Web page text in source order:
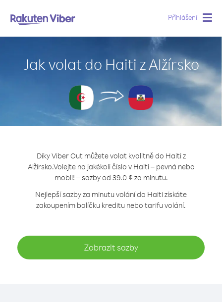
Přihlášení
Jak volat do Haiti z Alžírsko
Díky Viber Out můžete volat kvalitně do Haiti z
Alžírsko.Volejte na jakékoli číslo v Haiti – pevná nebo
mobil! – sazby od 39.0 ¢ za minutu.
Nejlepší sazby za minutu volání do Haiti získáte
zakoupením balíčku kreditu nebo tarifu volání.
Zobrazit sazby